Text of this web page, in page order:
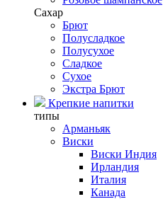
Сахар
Брют
Полусладкое
Полусухое
Сладкое
Сухое
Экстра Брют
Крепкие напитки
типы
Арманьяк
Виски
Виски Индия
Ирландия
Италия
Канада